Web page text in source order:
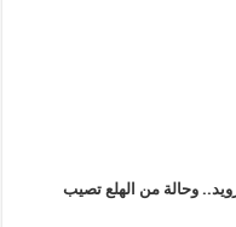
وحالة من الهلع تصيب